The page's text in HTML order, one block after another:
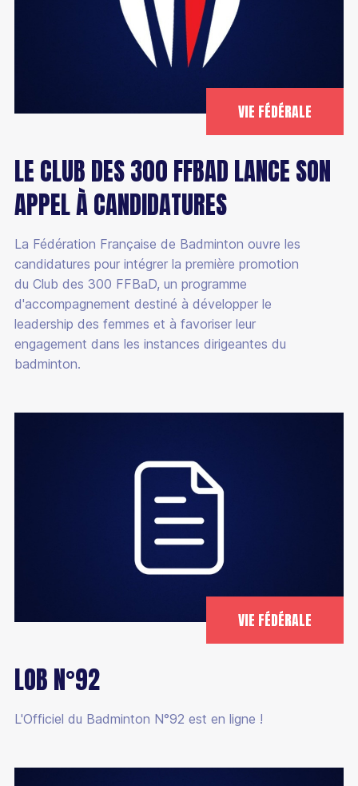
VIE FÉDÉRALE
LE CLUB DES 300 FFBAD LANCE SON
APPEL À CANDIDATURES
La Fédération Française de Badminton ouvre les
candidatures pour intégrer la première promotion
du Club des 300 FFBaD, un programme
d'accompagnement destiné à développer le
leadership des femmes et à favoriser leur
engagement dans les instances dirigeantes du
badminton.
VIE FÉDÉRALE
LOB N°92
L'Officiel du Badminton N°92 est en ligne !